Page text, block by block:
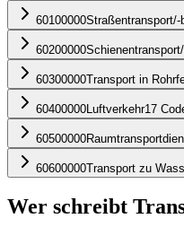
60100000Straßentransport/-
60200000
60300000Transport in
60400000Luftverkehr17
60500000
60600000Transport zu
Wer schreibt